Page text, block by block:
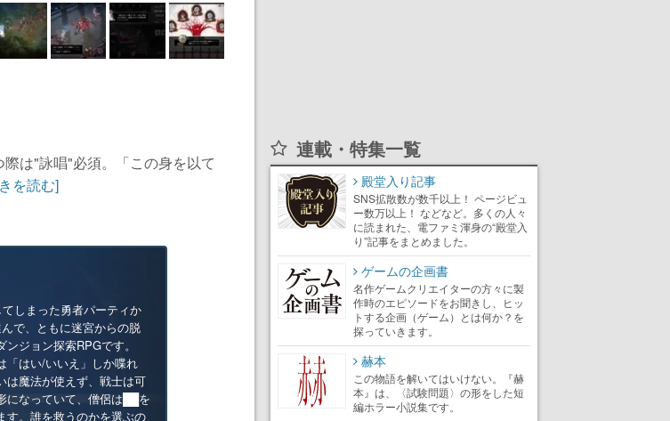
は"詠唱"必須。「この身を以て
を読む]
てしまった勇者パーティか
で、ともに迷宮からの脱
ンジョン探索RPGです。
「はい/いいえ」しか喋れ
は魔法が使えず、戦士は可
になっていて、僧侶は██を
す。誰を救うのかを選ぶの
連載・特集一覧
殿堂入り記事
SNS拡散数が数千以上！ ページビュ
ー数万以上！ などなど。多くの人々
に読まれた、電ファミ渾身の“殿堂入
り”記事をまとめました。
ゲームの企画書
名作ゲームクリエイターの方々に製
作時のエピソードをお聞きし、ヒッ
トする企画（ゲーム）とは何か？を
探っていきます。
赫本
この物語を解いてはいけない。『赫
本』は、〈試験問題〉の形をした短
編ホラー小説集です。